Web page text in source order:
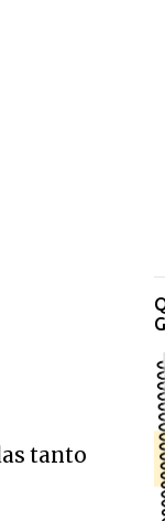
tanto